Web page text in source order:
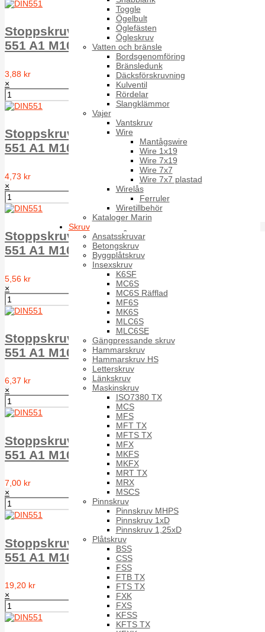
Toggle
Ögelbult
Öglefästen
Ögleskruv
Vatten och bränsle
Bordsgenomföring
Bränsledunk
Däcksförskruvning
Kulventil
Rördelar
Slangklämmor
Vajer
Vantskruv
Wire
Mantågswire
Wire 1x19
Wire 7x19
Wire 7x7
Wire 7x7 plastad
Wirelås
Ferruler
Wiretillbehör
Kataloger Marin
Skruv
Ansatsskruvar
Betongskruv
Byggplåtskruv
Insexskruv
K6SF
MC6S
MC6S Räfflad
MF6S
MK6S
MLC6S
MLC6SE
Gängpressande skruv
Hammarskruv
Hammarskruv HS
Letterskruv
Länkskruv
Maskinskruv
ISO7380 TX
MCS
MFS
MFT TX
MFTS TX
MFX
MKFS
MKFX
MRT TX
MRX
MSCS
Pinnskruv
Pinnskruv MHPS
Pinnskruv 1xD
Pinnskruv 1,25xD
Plåtskruv
BSS
CSS
FSS
FTB TX
FTS TX
FXK
FXS
KFSS
KFTS TX
Stoppskruv med spår plan ände MPSS DIN
551 A1 M10X25
3,88 kr
×
Stoppskruv med spår plan ände MPSS DIN
551 A1 M10X30
4,73 kr
×
Stoppskruv med spår plan ände MPSS DIN
551 A1 M10X35
5,56 kr
×
Stoppskruv med spår plan ände MPSS DIN
551 A1 M10X40
6,37 kr
×
Stoppskruv med spår plan ände MPSS DIN
551 A1 M10X45
7,00 kr
×
Stoppskruv med spår plan ände MPSS DIN
551 A1 M10X50
19,20 kr
×